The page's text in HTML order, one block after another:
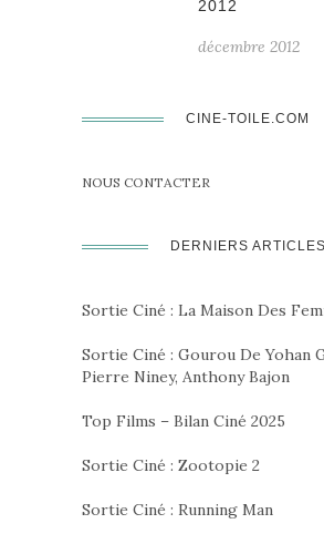
2012
décembre 2012
CINE-TOILE.COM
NOUS CONTACTER
DERNIERS ARTICLES
Sortie Ciné : La Maison Des
Sortie Ciné : Gourou De Yohan
Pierre Niney, Anthony Bajon
Top Films – Bilan Ciné 2025
Sortie Ciné : Zootopie 2
Sortie Ciné : Running Man